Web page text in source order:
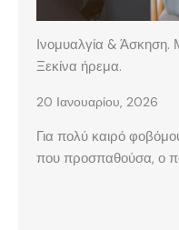
Ινομυαλγία & Άσκηση.
Ξεκίνα ήρεμα.
20 Ιανουαρίου, 2026
Για πολύ καιρό
που προσπαθούσα, ο